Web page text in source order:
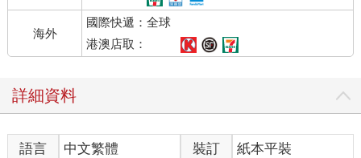
群人左拐右拐地走在我們的田地裡，拉扯稻穗。在翻攪的黑水
裡，他們的提燈加倍地亮，水從破損的堤壩流光了。村民逼近，
我們可以看到有些人戴著白色面罩，有男有女大概都是我們熟識
的。頭髮長的人長髮覆面。短髮的女人就讓頭髮豎著，有些人的
「一開始，他們對著屋子丟泥巴、丟石頭。接著扔雞蛋，然後開
始宰殺我們的牲畜。我們可以聽見牲畜哀鳴死去，公雞、豬隻，
最後呼號的是我們的牛。熟悉而狂亂的人頭在我們夜晚的窗邊竄
動著；這些村民包圍了我們。有些臉孔停下來往裡面窺伺，他們
海外
國際快遞：全球
港澳店取：
詳細資料
語言 中文繁體 裝訂
紙本平裝